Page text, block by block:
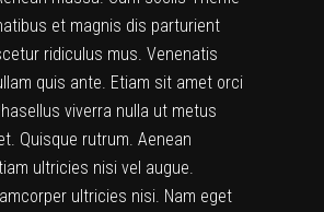
et magnis dis parturient
ridiculus mus. Venenatis
quis ante. Etiam sit amet orci
viverra nulla ut metus
Quisque rutrum. Aenean
ultricies nisi vel augue.
ultricies nisi. Nam eget